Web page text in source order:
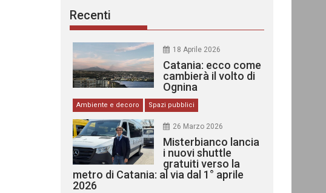
Recenti
18 Aprile 2026
Catania: ecco come
cambierà il volto di
Ognina
Ambiente e decoro Spazi pubblici
26 Marzo 2026
Misterbianco lancia
i nuovi shuttle
gratuiti verso la
metro di Catania: al via dal 1° aprile
2026